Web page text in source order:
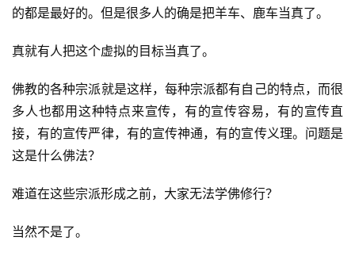
的都是最好的。但是很多人的确是把羊车、鹿车当真了。
真就有人把这个虚拟的目标当真了。
佛教的各种宗派就是这样，每种宗派都有自己的特点，而很
多人也都用这种特点来宣传，有的宣传容易，有的宣传直
接，有的宣传严律，有的宣传神通，有的宣传义理。问题是
这是什么佛法？
难道在这些宗派形成之前，大家无法学佛修行？
当然不是了。